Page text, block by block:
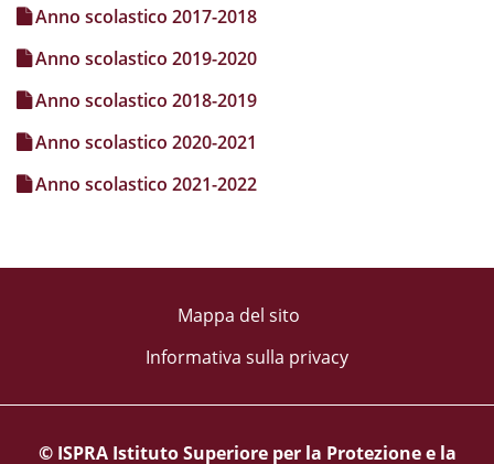
Anno scolastico 2017-2018
Anno scolastico 2019-2020
Anno scolastico 2018-2019
Anno scolastico 2020-2021
Anno scolastico 2021-2022
Mappa del sito
Informativa sulla privacy
© ISPRA Istituto Superiore per la Protezione e la